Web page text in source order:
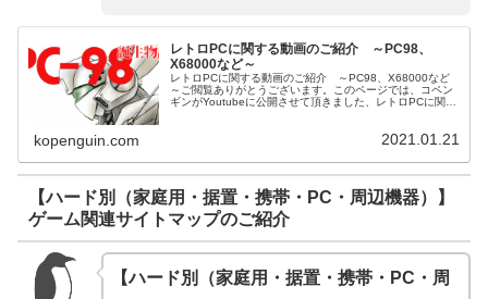
レトロPCに関する動画のご紹介 ～PC98、
X68000など～
レトロPCに関する動画のご紹介 ～PC98、X68000など
～ご閲覧ありがとうございます。このページでは、コペン
ギンがYoutubeに公開させて頂きました、レトロPCに関す
kopenguin.com 2021.01.21
【ハード別（家庭用・据置・携帯・PC・周辺機器）】
ゲーム関連サイトマップのご紹介
【ハード別（家庭用・据置・携帯・PC・周